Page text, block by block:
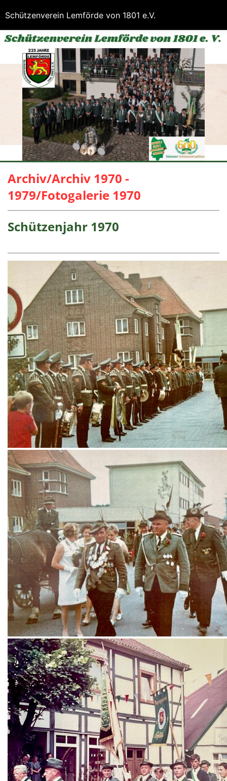
Archiv/Archiv 1970 -
1979/Fotogalerie 1970
Schützenjahr 1970
Schützenverein Lemförde von 1801 e.V.